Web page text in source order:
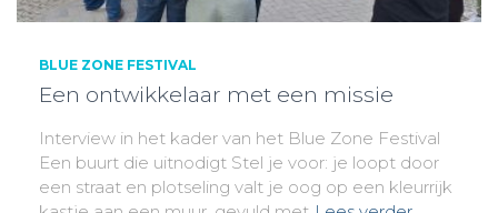
BLUE ZONE FESTIVAL
Een ontwikkelaar met een missie
Interview in het kader van het Blue Zone Festival
Een buurt die uitnodigt Stel je voor: je loopt door
een straat en plotseling valt je oog op een kleurrijk